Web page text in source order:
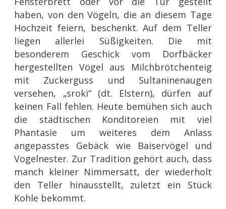
haben, von den Vögeln, die an diesem Tage
Hochzeit feiern, beschenkt. Auf dem Teller
liegen allerlei Süßigkeiten. Die mit
besonderem Geschick vom Dorfbäcker
hergestellten Vögel aus Milchbrötchenteig
mit Zuckerguss und Sultaninenaugen
versehen, „sroki“ (dt. Elstern), dürfen auf
keinen Fall fehlen. Heute bemühen sich auch
die städtischen Konditoreien mit viel
Phantasie um weiteres dem Anlass
angepasstes Gebäck wie Baiservögel und
Vogelnester. Zur Tradition gehört auch, dass
manch kleiner Nimmersatt, der wiederholt
den Teller hinausstellt, zuletzt ein Stück
Kohle bekommt.